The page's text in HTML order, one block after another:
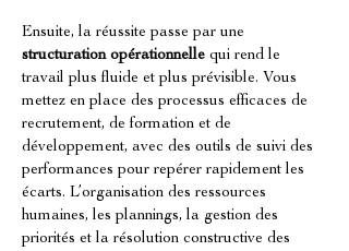
Ensuite, la réussite passe par une
structuration opérationnelle qui rend le
travail plus fluide et plus prévisible. Vous
mettez en place des processus efficaces de
recrutement, de formation et de
développement, avec des outils de suivi des
performances pour repérer rapidement les
écarts. L’organisation des ressources
humaines, les plannings, la gestion des
priorités et la résolution constructive des